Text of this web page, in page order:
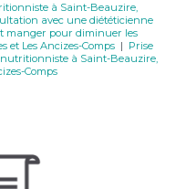
à Saint-Beauzire,
avec une diététicienne
manger pour diminuer les
et Les Ancizes-Comps| Prise
à Saint-Beauzire,
Comps